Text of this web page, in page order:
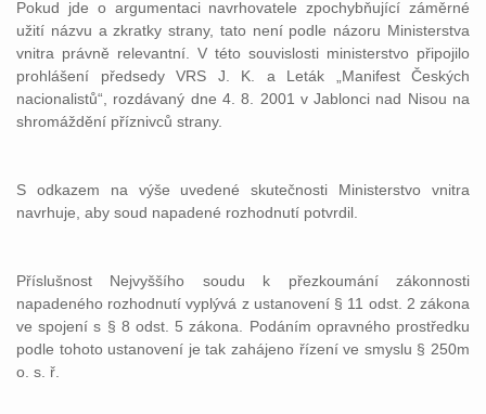
Pokud jde o argumentaci navrhovatele zpochybňující záměrné
užití názvu a zkratky strany, tato není podle názoru Ministerstva
vnitra právně relevantní. V této souvislosti ministerstvo připojilo
prohlášení předsedy VRS J. K. a Leták „Manifest Českých
nacionalistů“, rozdávaný dne 4. 8. 2001 v Jablonci nad Nisou na
shromáždění příznivců strany.
S odkazem na výše uvedené skutečnosti Ministerstvo vnitra
navrhuje, aby soud napadené rozhodnutí potvrdil.
Příslušnost Nejvyššího soudu k přezkoumání zákonnosti
napadeného rozhodnutí vyplývá z ustanovení § 11 odst. 2 zákona
ve spojení s § 8 odst. 5 zákona. Podáním opravného prostředku
podle tohoto ustanovení je tak zahájeno řízení ve smyslu § 250m
o. s. ř.